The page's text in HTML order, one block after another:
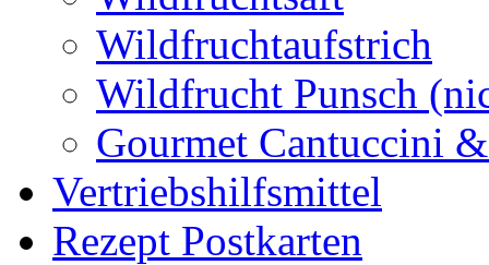
Wildfruchtaufstrich
Wildfrucht Punsch
Gourmet Cantuccini
Vertriebshilfsmittel
Rezept Postkarten